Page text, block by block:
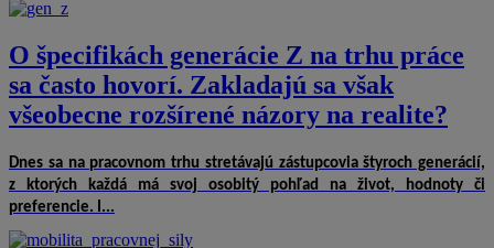
O špecifikách generácie Z na trhu práce
sa často hovorí. Zakladajú sa však
všeobecne rozšírené názory na realite?
Dnes sa na pracovnom trhu stretávajú zástupcovia štyroch generácií,
z ktorých každá má svoj osobitý pohľad na život, hodnoty či
preferencie. I...